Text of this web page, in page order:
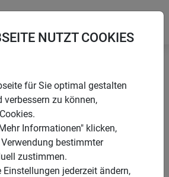
COOL
Fliegengitter für Dachfenster
NUTZT COOKIES
für Sie optimal gestalten
zu können,
Informationen" klicken,
bestimmter
zustimmen.
Einstellungen jederzeit ändern,